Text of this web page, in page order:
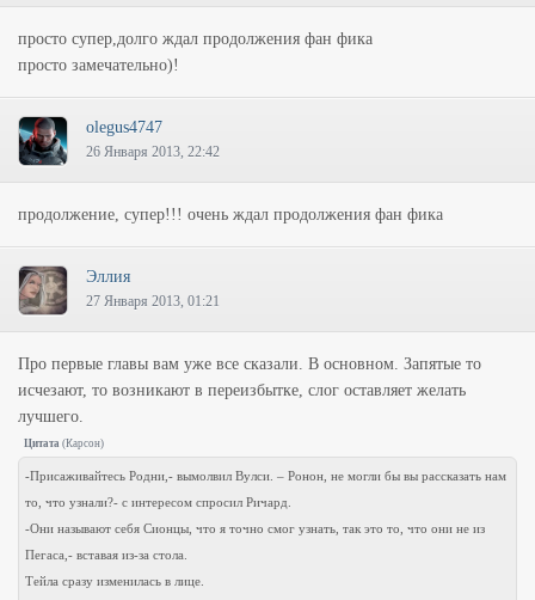
просто супер,долго ждал продолжения фан фика
просто замечательно)!
olegus4747
26 Января 2013, 22:42
продолжение, супер!!! очень ждал продолжения фан фика
Эллия
27 Января 2013, 01:21
Про первые главы вам уже все сказали. В основном. Запятые то
исчезают, то возникают в переизбытке, слог оставляет желать
лучшего.
Цитата (Карсон)
-Присаживайтесь Родни,- вымолвил Вулси. – Ронон, не могли бы вы рассказать нам
то, что узнали?- с интересом спросил Ричард.
-Они называют себя Сионцы, что я точно смог узнать, так это то, что они не из
Пегаса,- вставая из-за стола.
Тейла сразу изменилась в лице.